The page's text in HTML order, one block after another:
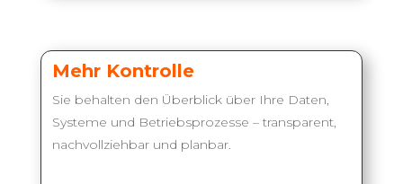
Mehr Kontrolle
Sie behalten den Überblick über Ihre Daten,
Systeme und Betriebsprozesse – transparent,
nachvollziehbar und planbar.